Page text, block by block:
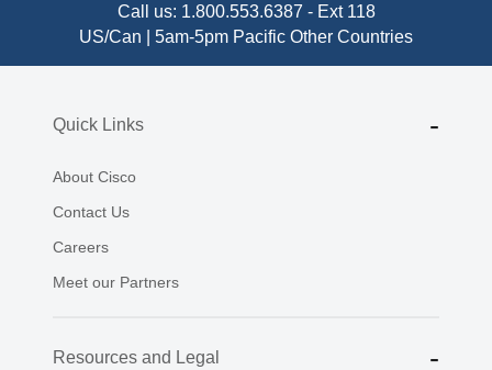
Call us: 1.800.553.6387 - Ext 118
US/Can | 5am-5pm Pacific Other Countries